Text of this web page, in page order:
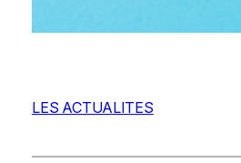
LES ACTUALITES